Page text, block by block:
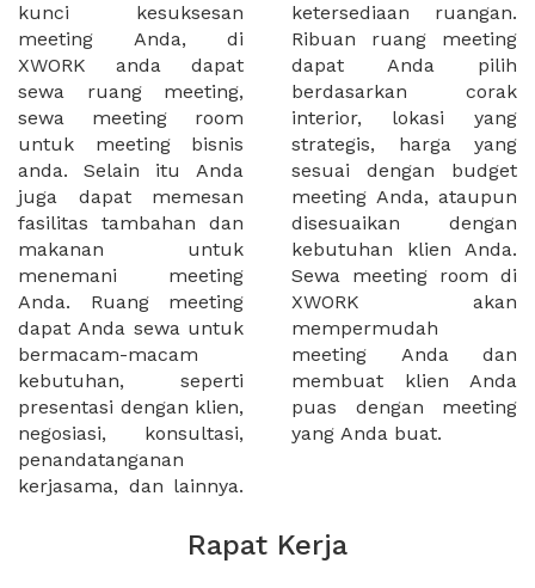
kunci kesuksesan
meeting Anda, di
XWORK anda dapat
sewa ruang meeting,
sewa meeting room
untuk meeting bisnis
anda. Selain itu Anda
juga dapat memesan
fasilitas tambahan dan
makanan untuk
menemani meeting
Anda. Ruang meeting
dapat Anda sewa untuk
bermacam-macam
kebutuhan, seperti
presentasi dengan klien,
negosiasi, konsultasi,
penandatanganan
kerjasama, dan lainnya.
ketersediaan ruangan.
Ribuan ruang meeting
dapat Anda pilih
berdasarkan corak
interior, lokasi yang
strategis, harga yang
sesuai dengan budget
meeting Anda, ataupun
disesuaikan dengan
kebutuhan klien Anda.
Sewa meeting room di
XWORK akan
mempermudah
meeting Anda dan
membuat klien Anda
puas dengan meeting
yang Anda buat.
Rapat Kerja